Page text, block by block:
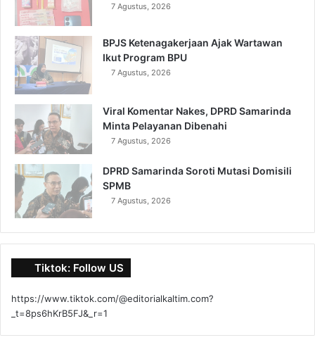
7 Agustus, 2026
BPJS Ketenagakerjaan Ajak Wartawan
Ikut Program BPU
7 Agustus, 2026
Viral Komentar Nakes, DPRD Samarinda
Minta Pelayanan Dibenahi
7 Agustus, 2026
DPRD Samarinda Soroti Mutasi Domisili
SPMB
7 Agustus, 2026
Tiktok: Follow US
https://www.tiktok.com/@editorialkaltim.com?
_t=8ps6hKrB5FJ&_r=1